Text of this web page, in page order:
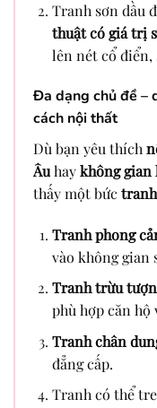
Tranh sơn dầu
thuật có giá trị
lên nét cổ điển,
Đa dạng chủ đề –
cách nội thất
Dù bạn yêu thích
Âuhaykhông gian
thấy một bức
Tranh phong
vào không gian
Tranh trừu
phù hợp căn hộ
Tranh chân
đẳng cấp.
Tranh có thể